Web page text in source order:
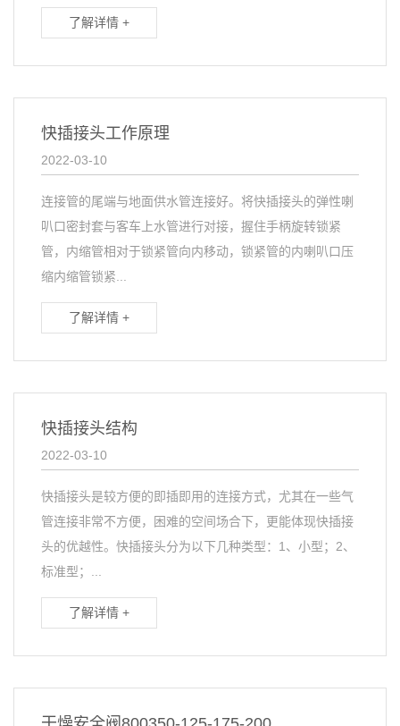
了解详情 +
快插接头工作原理
2022-03-10
连接管的尾端与地面供水管连接好。将快插接头的弹性喇
叭口密封套与客车上水管进行对接，握住手柄旋转锁紧
管，内缩管相对于锁紧管向内移动，锁紧管的内喇叭口压
缩内缩管锁紧...
了解详情 +
快插接头结构
2022-03-10
快插接头是较方便的即插即用的连接方式，尤其在一些气
管连接非常不方便，困难的空间场合下，更能体现快插接
头的优越性。快插接头分为以下几种类型：1、小型；2、
标准型；...
了解详情 +